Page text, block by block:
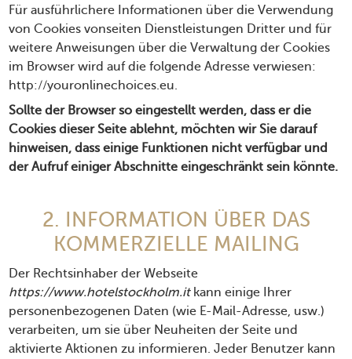
Für ausführlichere Informationen über die Verwendung
von Cookies vonseiten Dienstleistungen Dritter und für
weitere Anweisungen über die Verwaltung der Cookies
im Browser wird auf die folgende Adresse verwiesen:
http://youronlinechoices.eu.
Sollte der Browser so eingestellt werden, dass er die
Cookies dieser Seite ablehnt, möchten wir Sie darauf
hinweisen, dass einige Funktionen nicht verfügbar und
der Aufruf einiger Abschnitte eingeschränkt sein könnte.
2. INFORMATION ÜBER DAS
KOMMERZIELLE MAILING
Der Rechtsinhaber der Webseite
https://www.hotelstockholm.itkann einige Ihrer
personenbezogenen Daten (wie E-Mail-Adresse, usw.)
verarbeiten, um sie über Neuheiten der Seite und
aktivierte Aktionen zu informieren. Jeder Benutzer kann